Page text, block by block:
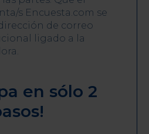
s Encuesta.com se
de correo
ligado a la
en sólo 2